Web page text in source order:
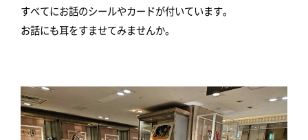
すべてにお話のシールやカードが付いています。
お話にも耳をすませてみませんか。